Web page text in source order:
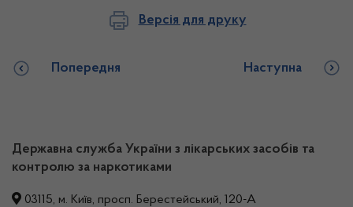
Версія для друку
Попередня Наступна
Державна служба України з лікарських засобів та
контролю за наркотиками
03115, м. Київ, просп. Берестейський, 120-А